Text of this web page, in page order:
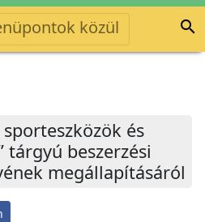
közül 
és
tárgyú beszerzési
megállapításáról